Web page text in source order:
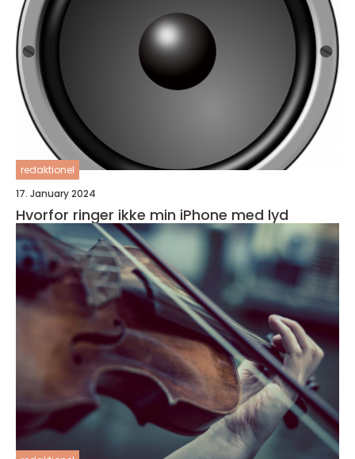
redaktionel
17. January 2024
Hvorfor ringer ikke min iPhone med lyd